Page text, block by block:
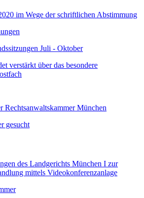
im Wege der schriftlichen Abstimmung
Juli - Oktober
verstärkt über das besondere
Rechtsanwaltskammer München
gesucht
des Landgerichts München I zur
mittels Videokonferenzanlage